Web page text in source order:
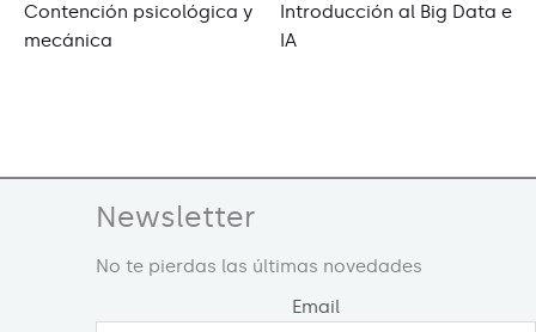
Contención psicológica y
mecánica
Introducción al Big Data e
IA
Newsletter
No te pierdas las últimas novedades
Email